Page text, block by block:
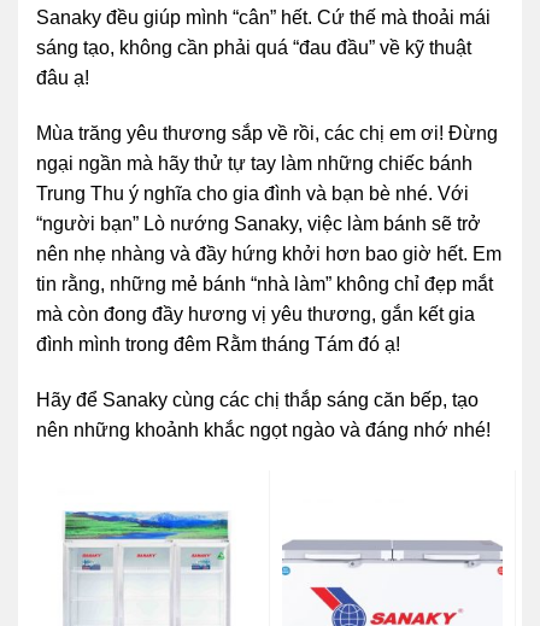
Sanaky đều giúp mình “cân” hết. Cứ thế mà thoải mái
sáng tạo, không cần phải quá “đau đầu” về kỹ thuật
đâu ạ!
Mùa trăng yêu thương sắp về rồi, các chị em ơi! Đừng
ngại ngần mà hãy thử tự tay làm những chiếc bánh
Trung Thu ý nghĩa cho gia đình và bạn bè nhé. Với
“người bạn” Lò nướng Sanaky, việc làm bánh sẽ trở
nên nhẹ nhàng và đầy hứng khởi hơn bao giờ hết. Em
tin rằng, những mẻ bánh “nhà làm” không chỉ đẹp mắt
mà còn đong đầy hương vị yêu thương, gắn kết gia
đình mình trong đêm Rằm tháng Tám đó ạ!
Hãy để Sanaky cùng các chị thắp sáng căn bếp, tạo
nên những khoảnh khắc ngọt ngào và đáng nhớ nhé!